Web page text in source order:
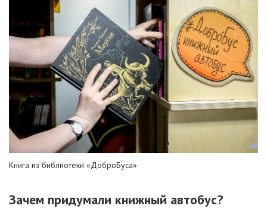
Книга из библиотеки «ДоброБуса»
Зачем придумали книжный автобус?